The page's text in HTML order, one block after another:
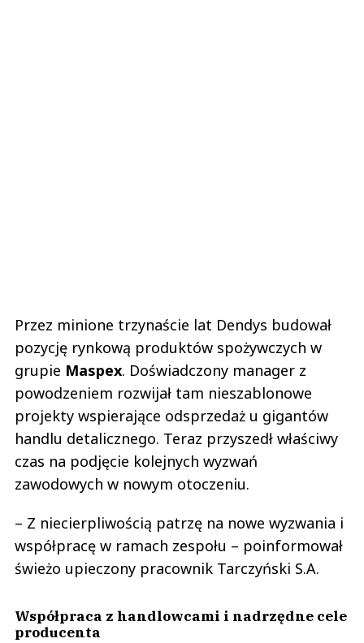
Przez minione trzynaście lat Dendys budował
pozycję rynkową produktów spożywczych w
grupie Maspex. Doświadczony manager z
powodzeniem rozwijał tam nieszablonowe
projekty wspierające odsprzedaż u gigantów
handlu detalicznego. Teraz przyszedł właściwy
czas na podjęcie kolejnych wyzwań
zawodowych w nowym otoczeniu.
– Z niecierpliwością patrzę na nowe wyzwania i
współpracę w ramach zespołu – poinformował
świeżo upieczony pracownik Tarczyński S.A.
Współpraca z handlowcami i nadrzędne cele
producenta